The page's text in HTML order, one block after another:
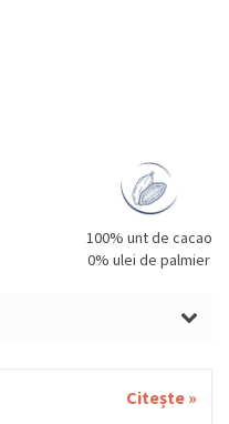
100% unt de cacao
0% ulei de palmier
Citește »